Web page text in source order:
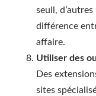
seuil,
différence
affaire.
Utiliser des
Des
sites